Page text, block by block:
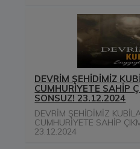
DEVRİM ŞEHİDİMİZ
CUMHURİYETE SAHİP
SONSUZ! 23.12.2024
DEVRİM ŞEHİDİMİZ
CUMHURİYETE SAHİP
23.12.2024